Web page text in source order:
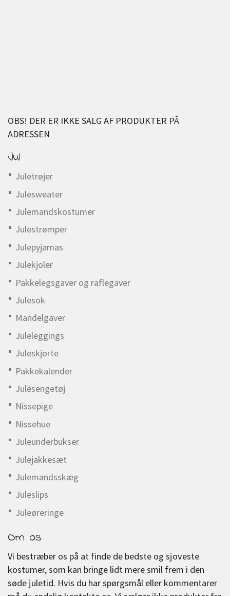
OBS! DER ER IKKE SALG AF PRODUKTER PÅ
ADRESSEN
Jul
Juletrøjer
Julesweater
Julemandskostumer
Julestrømper
Julepyjamas
Julekjoler
Pakkelegsgaver og raflegaver
Julesok
Mandelgaver
Juleleggings
Juleskjorte
Pakkekalender
Julesengetøj
Nissepige
Nissehue
Juleunderbukser
Julejakkesæt
Julemandsskæg
Juleslips
Juleøreringe
Om os
Vi bestræber os på at finde de bedste og sjoveste
kostumer, som kan bringe lidt mere smil frem i den
søde juletid. Hvis du har spørgsmål eller kommentarer